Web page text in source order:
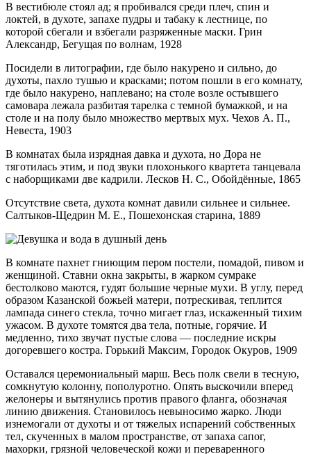
В вестибюле стоял ад; я пробивался среди плеч, спин и
локтей, в духоте, запахе пудры и табаку к лестнице, по
которой сбегали и взбегали разряженные маски. Грин
Александр, Бегущая по волнам, 1928
Посидели в литографии, где было накурено и сильно, до
духоты, пахло тушью и красками; потом пошли в его комнату,
где было накурено, наплевано; на столе возле остывшего
самовара лежала разбитая тарелка с темной бумажкой, и на
столе и на полу было множество мертвых мух. Чехов А. П.,
Невеста, 1903
В комнатах была изрядная давка и духота, но Дора не
тяготилась этим, и под звуки плохонького квартета танцевала
с наборщиками две кадрили. Лесков Н. С., Обойдённые, 1865
Отсутствие света, духота комнат давили сильнее и сильнее.
Салтыков-Щедрин М. Е., Пошехонская старина, 1889
В комнате пахнет гниющим пером постели, помадой, пивом и
женщиной. Ставни окна закрыты, в жарком сумраке
бестолково маются, гудят большие черные мухи. В углу, перед
образом Казанской божьей матери, потрескивая, теплится
лампада синего стекла, точно мигает глаз, искаженный тихим
ужасом. В духоте томятся два тела, потные, горячие. И
медленно, тихо звучат пустые слова — последние искры
догоревшего костра. Горький Максим, Городок Окуров, 1909
Оставался церемониальный марш. Весь полк свели в тесную,
сомкнутую колонну, пополуротно. Опять выскочили вперед
желонеры и вытянулись против правого фланга, обозначая
линию движения. Становилось невыносимо жарко. Люди
изнемогали от духоты и от тяжелых испарений собственных
тел, скученных в малом пространстве, от запаха сапог,
махорки, грязной человеческой кожи и переваренного